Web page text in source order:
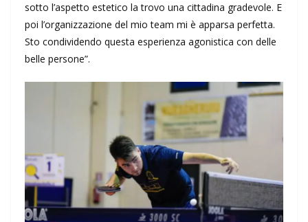
sotto l’aspetto estetico la trovo una cittadina gradevole. E
poi l’organizzazione del mio team mi è apparsa perfetta.
Sto condividendo questa esperienza agonistica con delle
belle persone”.